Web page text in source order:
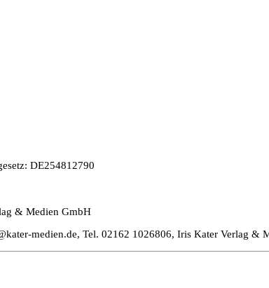
DE254812790
& Medien GmbH
medien.de, Tel. 02162 1026806, Iris Kater Verlag &